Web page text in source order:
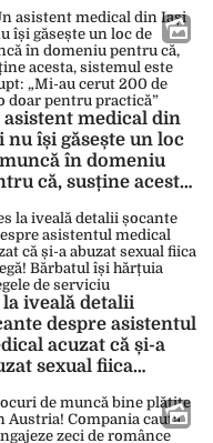
stările posibile, de
supărare, orice”
asistent medical din
nu își găsește un loc
în domeniu
că, susține acesta,
au cerut 200 de euro
pentru practică”
la iveală detalii
despre asistentul
acuzat că și-a
sexual fiica
colegele de